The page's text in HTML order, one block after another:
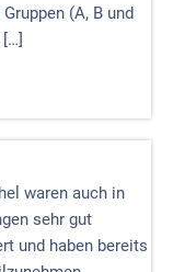
(A, B und
waren auch in
sehr gut
und haben bereits